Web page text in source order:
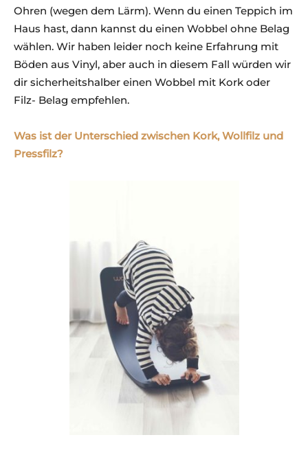
Ohren (wegen dem Lärm). Wenn du einen Teppich im
Haus hast, dann kannst du einen Wobbel ohne Belag
wählen. Wir haben leider noch keine Erfahrung mit
Böden aus Vinyl, aber auch in diesem Fall würden wir
dir sicherheitshalber einen Wobbel mit Kork oder
Filz- Belag empfehlen.
Was ist der Unterschied zwischen Kork, Wollfilz und
Pressfilz?